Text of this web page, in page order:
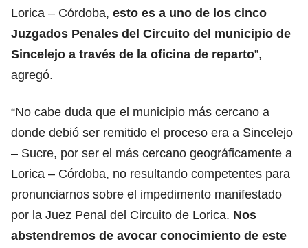
Lorica – Córdoba, esto es a uno de los cinco
Juzgados Penales del Circuito del municipio de
Sincelejo a través de la oficina de reparto”,
agregó.
“No cabe duda que el municipio más cercano a
donde debió ser remitido el proceso era a Sincelejo
– Sucre, por ser el más cercano geográficamente a
Lorica – Córdoba, no resultando competentes para
pronunciarnos sobre el impedimento manifestado
por la Juez Penal del Circuito de Lorica. Nos
abstendremos de avocar conocimiento de este